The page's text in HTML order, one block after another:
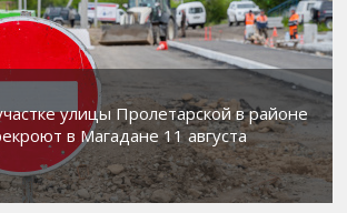
улицы Пролетарской в районе
в Магадане 11 августа